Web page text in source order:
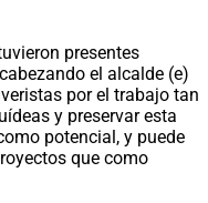
presentes
el alcalde (e)
por el trabajo tan
y preservar esta
potencial, y puede
que como